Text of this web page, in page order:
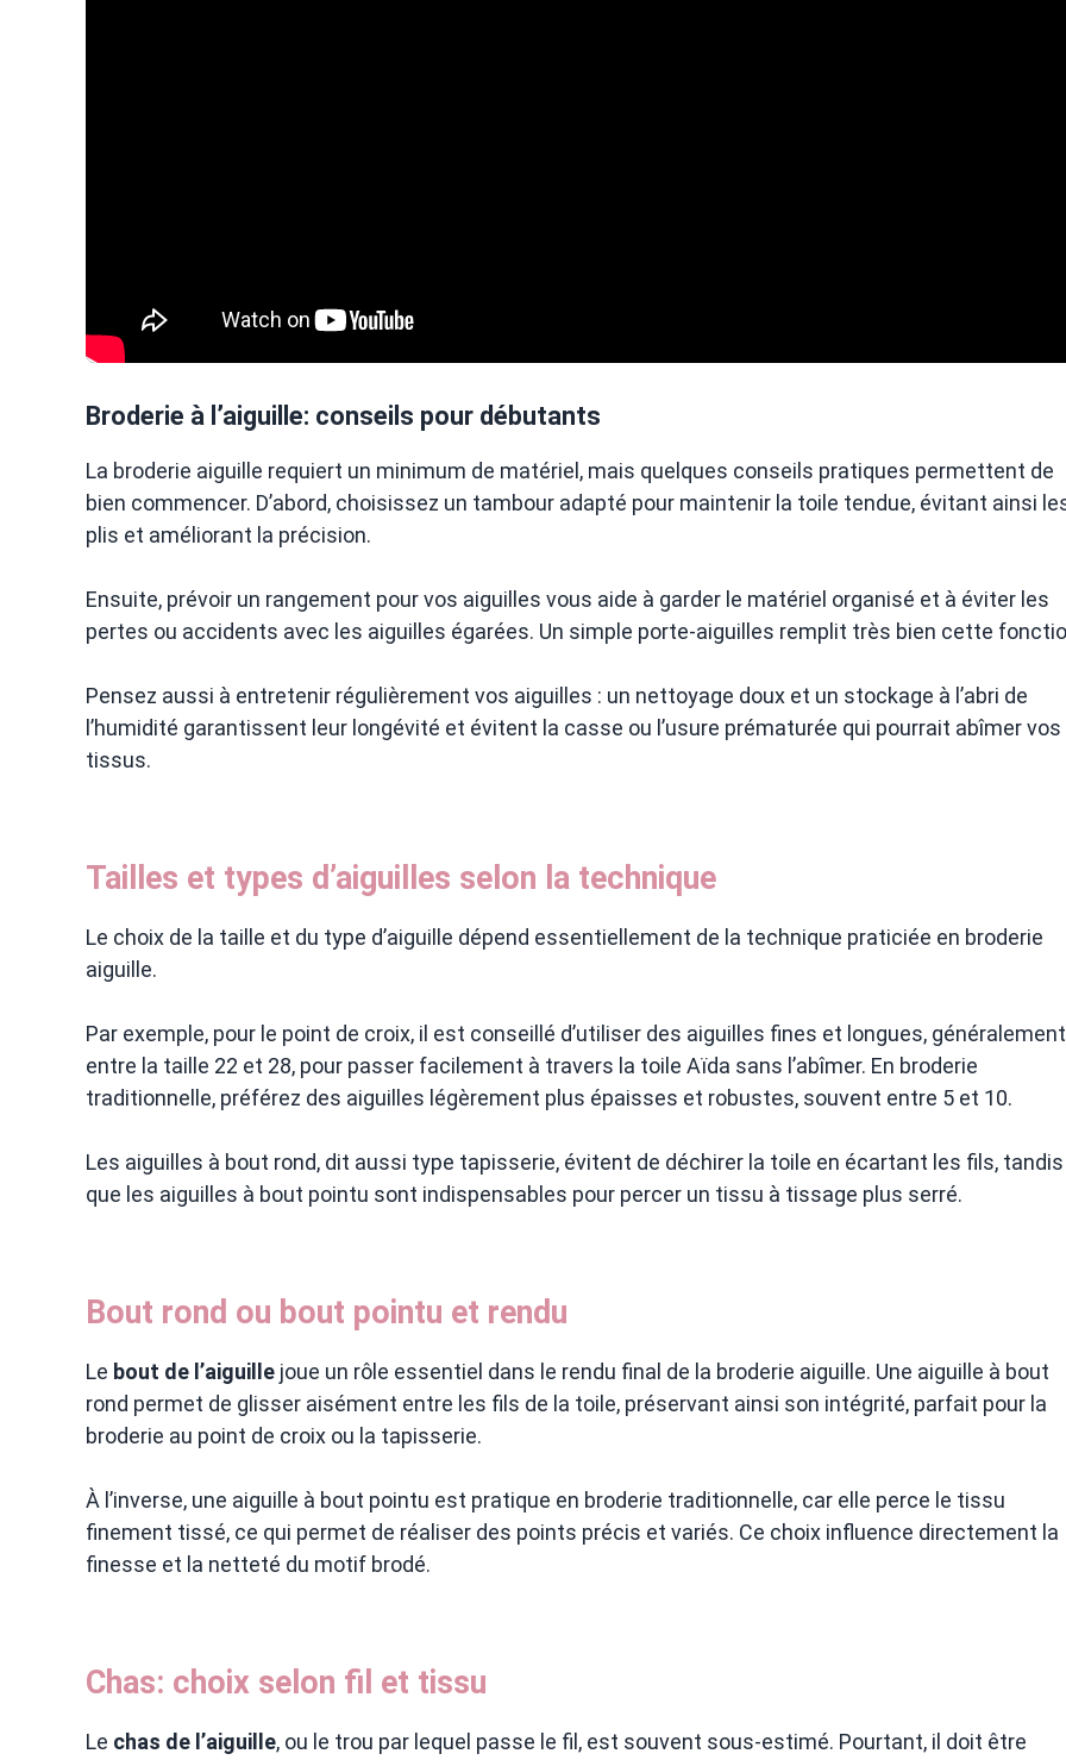
Broderie à l’aiguille: conseils pour débutants
La broderie aiguille requiert un minimum de matériel, mais quelques conseils pratiques permettent de
bien commencer. D’abord, choisissez un tambour adapté pour maintenir la toile tendue, évitant ainsi
plis et améliorant la précision.
Ensuite, prévoir un rangement pour vos aiguilles vous aide à garder le matériel organisé et à éviter les
pertes ou accidents avec les aiguilles égarées. Un simple porte-aiguilles remplit très bien cette
Pensez aussi à entretenir régulièrement vos aiguilles : un nettoyage doux et un stockage à l’abri de
l’humidité garantissent leur longévité et évitent la casse ou l’usure prématurée qui pourrait abîmer vos
tissus.
Tailles et types d’aiguilles selon la technique
Le choix de la taille et du type d’aiguille dépend essentiellement de la technique praticiée en broderie
aiguille.
Par exemple, pour le point de croix, il est conseillé d’utiliser des aiguilles fines et longues, généralement
entre la taille 22 et 28, pour passer facilement à travers la toile Aïda sans l’abîmer. En broderie
traditionnelle, préférez des aiguilles légèrement plus épaisses et robustes, souvent entre 5 et 10.
Les aiguilles à bout rond, dit aussi type tapisserie, évitent de déchirer la toile en écartant les fils, tandis
que les aiguilles à bout pointu sont indispensables pour percer un tissu à tissage plus serré.
Bout rond ou bout pointu et rendu
Le bout de l’aiguille joue un rôle essentiel dans le rendu final de la broderie aiguille. Une aiguille à bout
rond permet de glisser aisément entre les fils de la toile, préservant ainsi son intégrité, parfait pour la
broderie au point de croix ou la tapisserie.
À l’inverse, une aiguille à bout pointu est pratique en broderie traditionnelle, car elle perce le tissu
finement tissé, ce qui permet de réaliser des points précis et variés. Ce choix influence directement la
finesse et la netteté du motif brodé.
Chas: choix selon fil et tissu
Le chas de l’aiguille, ou le trou par lequel passe le fil, est souvent sous-estimé. Pourtant, il doit être